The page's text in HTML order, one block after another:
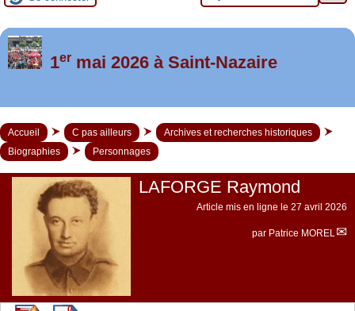
Foutez-nous la paix !
1ermai 2026 à Saint-Nazaire
Accueil C pas ailleurs
Archives et recherches historiques
Biographies
Personnages
LAFORGE Raymond
Article mis en ligne le 27 avril 2026
par Patrice MOREL